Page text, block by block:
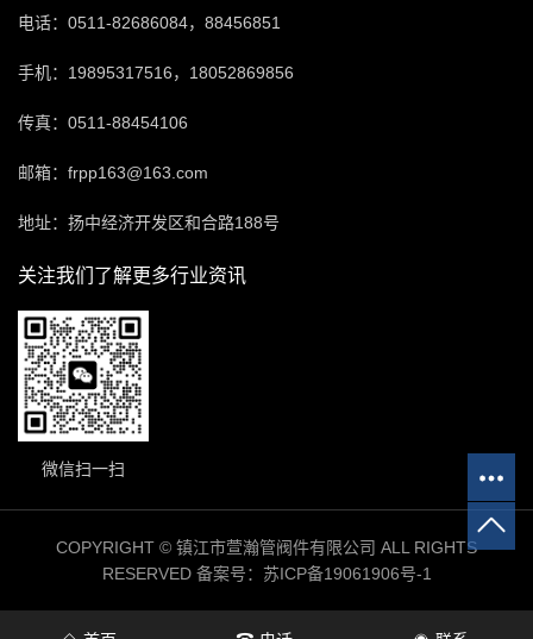
电话：0511-82686084，88456851
手机：19895317516，18052869856
传真：0511-88454106
邮箱：frpp163@163.com
地址：扬中经济开发区和合路188号
关注我们了解更多行业资讯
微信扫一扫
COPYRIGHT © 镇江市萱瀚管阀件有限公司 ALL RIGHTS
RESERVED 备案号： 苏ICP备19061906号-1